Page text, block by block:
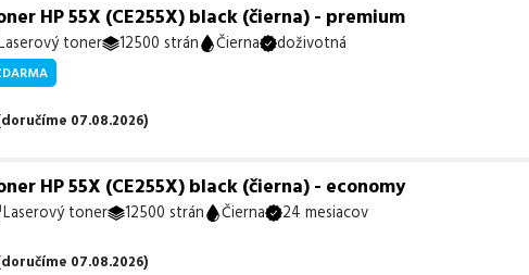
HP 55X (CE255X) black (čierna) - premium
toner 12500 strán Čierna doživotná
doručíme 07.08.2026)
HP 55X (CE255X) black (čierna) - economy
Laserový toner 12500 strán Čierna 24 mesiacov
doručíme 07.08.2026)